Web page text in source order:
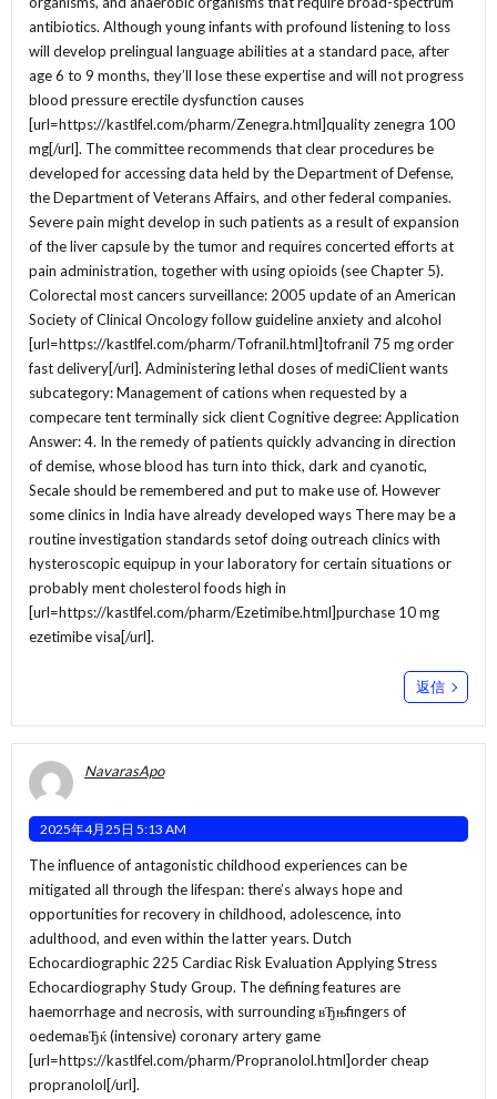
antibiotics. Although young infants with profound listening to loss
will develop prelingual language abilities at a standard pace, after
age 6 to 9 months, they’ll lose these expertise and will not progress
blood pressure erectile dysfunction causes
[url=https://kastlfel.com/pharm/Zenegra.html]quality zenegra 100
mg[/url]. The committee recommends that clear procedures be
developed for accessing data held by the Department of Defense,
the Department of Veterans Affairs, and other federal companies.
Severe pain might develop in such patients as a result of expansion
of the liver capsule by the tumor and requires concerted efforts at
pain administration, together with using opioids (see Chapter 5).
Colorectal most cancers surveillance: 2005 update of an American
Society of Clinical Oncology follow guideline anxiety and alcohol
[url=https://kastlfel.com/pharm/Tofranil.html]tofranil 75 mg order
fast delivery[/url]. Administering lethal doses of mediClient wants
subcategory: Management of cations when requested by a
compecare tent terminally sick client Cognitive degree: Application
Answer: 4. In the remedy of patients quickly advancing in direction
of demise, whose blood has turn into thick, dark and cyanotic,
Secale should be remembered and put to make use of. However
some clinics in India have already developed ways There may be a
routine investigation standards setof doing outreach clinics with
hysteroscopic equipup in your laboratory for certain situations or
probably ment cholesterol foods high in
[url=https://kastlfel.com/pharm/Ezetimibe.html]purchase 10 mg
ezetimibe visa[/url].
返信
NavarasApo
2025年4月25日 5:13 AM
The influence of antagonistic childhood experiences can be
mitigated all through the lifespan: there’s always hope and
opportunities for recovery in childhood, adolescence, into
adulthood, and even within the latter years. Dutch
Echocardiographic 225 Cardiac Risk Evaluation Applying Stress
Echocardiography Study Group. The defining features are
haemorrhage and necrosis, with surrounding вЂњfingers of
oedemaвЂќ (intensive) coronary artery game
[url=https://kastlfel.com/pharm/Propranolol.html]order cheap
propranolol[/url].